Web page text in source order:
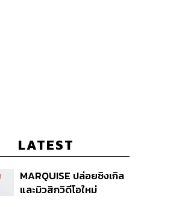
LATEST
MARQUISE ปล่อยซิงเกิล
และมิวสิกวิดีโอใหม่